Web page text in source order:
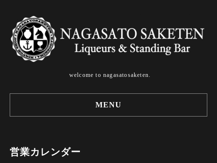
welcome to nagasatosaketen.
MENU
営業カレンダー